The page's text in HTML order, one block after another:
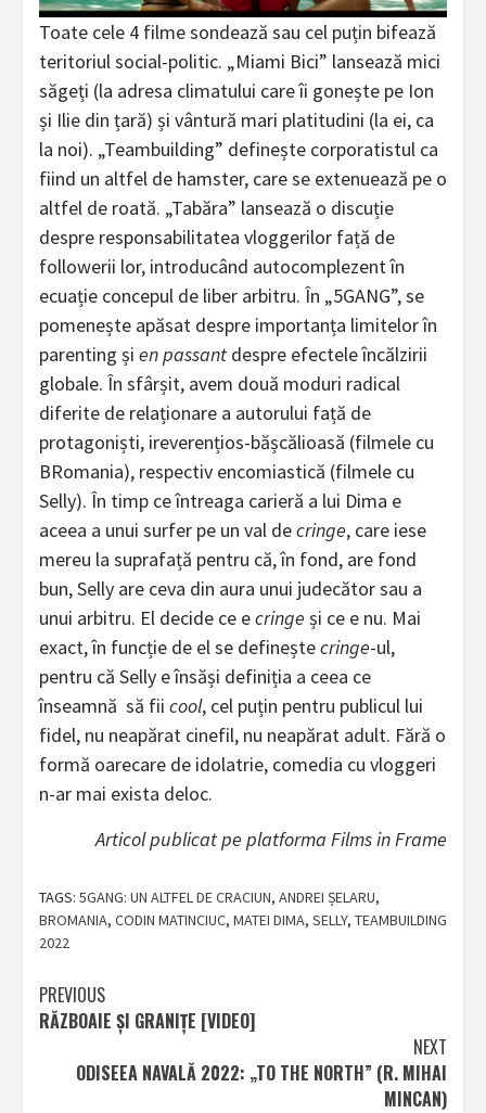
Toate cele 4 filme sondează sau cel puțin bifează
teritoriul social-politic. „Miami Bici” lansează mici
săgeți (la adresa climatului care îi gonește pe Ion
și Ilie din țară) și vântură mari platitudini (la ei, ca
la noi). „Teambuilding” definește corporatistul ca
fiind un altfel de hamster, care se extenuează pe o
altfel de roată. „Tabăra” lansează o discuție
despre responsabilitatea vloggerilor față de
followerii lor, introducând autocomplezent în
ecuație concepul de liber arbitru. În „5GANG”, se
pomenește apăsat despre importanța limitelor în
parenting și en passant despre efectele încălzirii
globale. În sfârșit, avem două moduri radical
diferite de relaționare a autorului față de
protagoniști, ireverențios-bășcălioasă (filmele cu
BRomania), respectiv encomiastică (filmele cu
Selly). În timp ce întreaga carieră a lui Dima e
aceea a unui surfer pe un val decringe, care iese
mereu la suprafață pentru că, în fond, are fond
bun, Selly are ceva din aura unui judecător sau a
unui arbitru. El decide ce ecringe și ce e nu. Mai
exact, în funcție de el se defineștecringe-ul,
pentru că Selly e însăși definiția a ceea ce
înseamnă să fii cool, cel puțin pentru publicul lui
fidel, nu neapărat cinefil, nu neapărat adult. Fără o
formă oarecare de idolatrie, comedia cu vloggeri
n-ar mai exista deloc.
Articol publicat pe platforma Films in Frame
TAGS: 5GANG: UN ALTFEL DE CRACIUN, ANDREI ȘELARU,
BROMANIA, CODIN MATINCIUC, MATEI DIMA, SELLY, TEAMBUILDING
2022
Post
navigation
PREVIOUS
RĂZBOAIE ȘI GRANIȚE [VIDEO]
NEXT
ODISEEA NAVALĂ 2022: „TO THE NORTH” (R. MIHAI
MINCAN)